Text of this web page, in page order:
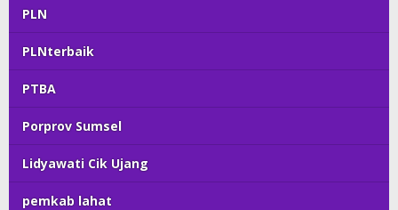
PLN
PLNterbaik
PTBA
Porprov Sumsel
Lidyawati Cik Ujang
pemkab lahat